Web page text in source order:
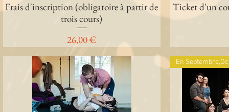
Aperçu rapide
Frais d'inscription (obligatoire à partir de
trois cours)
Prix
26,00 €
Ticket d'un
En